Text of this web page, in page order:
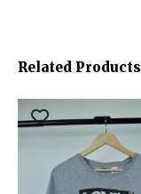
Related Products